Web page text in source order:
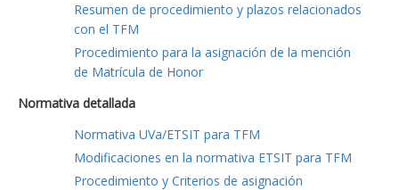
Resumen de procedimiento y plazos relacionados
con el TFM
Procedimiento para la asignación de la mención
de Matrícula de Honor
Normativa detallada
Normativa UVa/ETSIT para TFM
Modificaciones en la normativa ETSIT para TFM
Procedimiento y Criterios de asignación